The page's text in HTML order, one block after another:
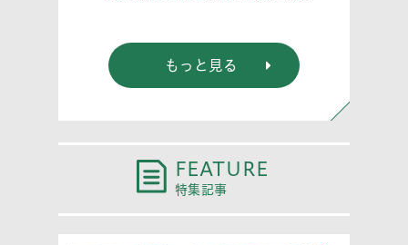
もっと見る
FEATURE
特集記事